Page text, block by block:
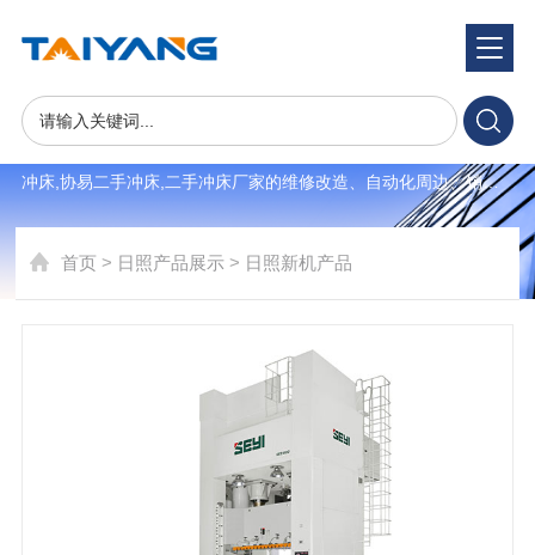
产品展示 product
冲床,协易二手冲床,二手冲床厂家的维修改造、自动化周边、销
售、售后一体式交钥匙服务并提供二手冲床自动化,二手冲床买卖,
子、KET、等高端电子制造企业。
首页 > 日照产品展示 > 日照新机产品